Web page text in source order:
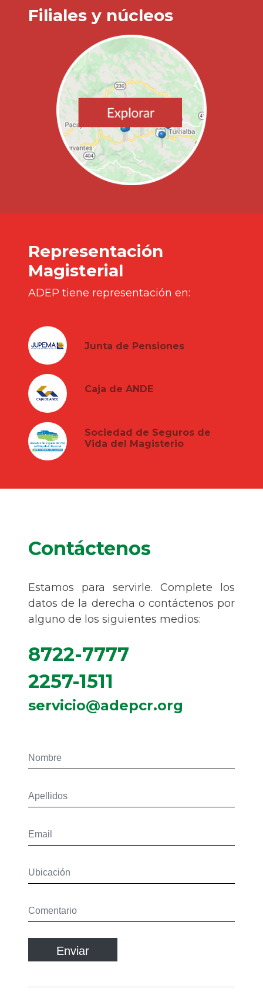
Filiales y núcleos
Representación
Magisterial
ADEP tiene representación en:
Junta de Pensiones
Caja de ANDE
Sociedad de Seguros de
Vida del Magisterio
Contáctenos
Estamos para servirle. Complete los
datos de la derecha o contáctenos por
alguno de los siguientes medios:
8722-7777
2257-1511
servicio@adepcr.org